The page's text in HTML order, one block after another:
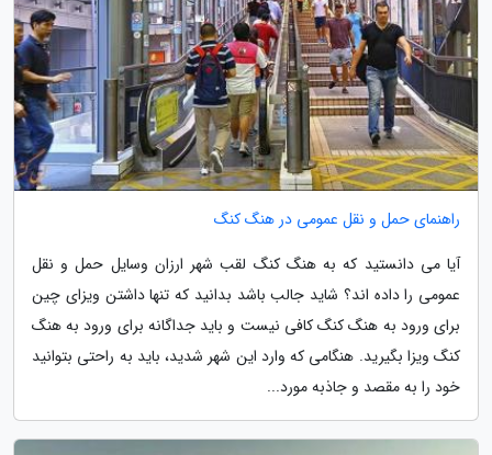
راهنمای حمل و نقل عمومی در هنگ کنگ
آیا می دانستید که به هنگ کنگ لقب شهر ارزان وسایل حمل و نقل
عمومی را داده اند؟ شاید جالب باشد بدانید که تنها داشتن ویزای چین
برای ورود به هنگ کنگ کافی نیست و باید جداگانه برای ورود به هنگ
کنگ ویزا بگیرید. هنگامی که وارد این شهر شدید، باید به راحتی بتوانید
خود را به مقصد و جاذبه مورد...